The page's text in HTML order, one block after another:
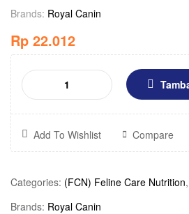
Brands: Royal Canin
Rp 22.012
Add To Wishlist Compare
Categories: (FCN) Feline Care Nutrition,
Brands: Royal Canin